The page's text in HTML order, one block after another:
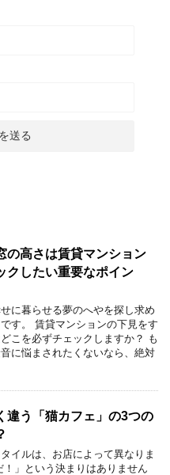
の高さは賃貸マンション
クしたい重要なポイン
に暮らせる夢のへやを探し求め
す。 賃貸マンションの下見をす
こを必ずチェックしますか？ も
に悩まされたくないなら、絶対
違う「猫カフェ」の3つの
イルは、お店によって異なりま
」という決まりはありません